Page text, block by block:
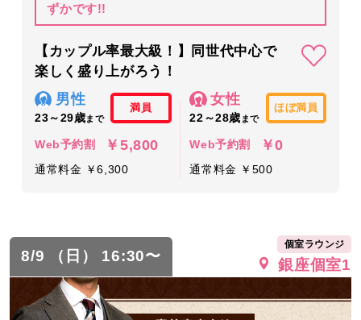
ずかです!!
【カップル率最大級！】同世代中心で
楽しく盛り上がろう！
男性
23～29歳まで
満員
Web予約割 ￥5,800
通常料金 ￥6,300
女性
22～28歳 まで
ほぼ満員
Web予約割 ￥0
通常料金 ￥500
8/9 （日） 16:30〜
個室ラウンジ
銀座個室1